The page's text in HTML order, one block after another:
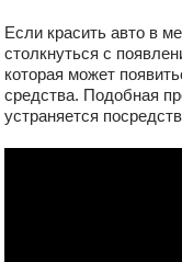
Если красить авто в
столкнуться с
которая может
средства. Подобная
устраняется